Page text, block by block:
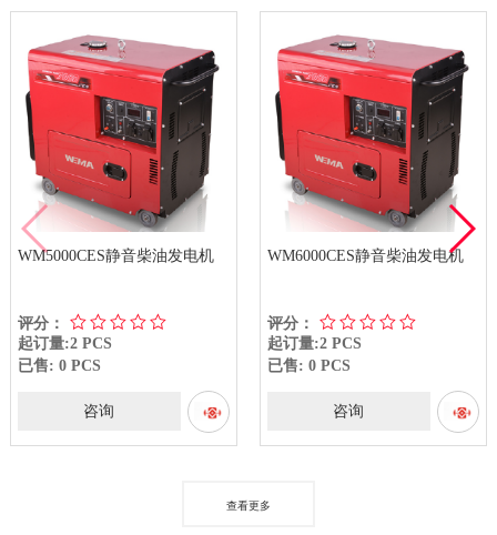
WM5000CES静音柴油发电机
评分：
起订量:2 PCS
已售: 0 PCS
咨询
WM6000CES静音柴油发电机
评分：
起订量:2 PCS
已售: 0 PCS
咨询
查看更多